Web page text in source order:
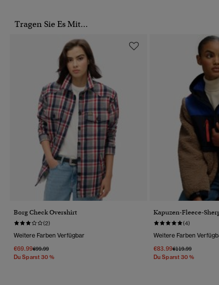
Tragen Sie Es Mit...
Borg Check Overshirt
(2)
Weitere Farben Verfügbar
€69.99Preis Wurde Reduziert Von
€99.99Bis
Du Sparst 30 %
Kapuzen-Fleece-
(4)
Weitere Farben
€83.99Preis Wurde
€119.99Bis
Du Sparst 30 %